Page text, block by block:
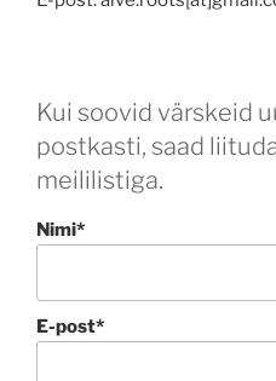
Kui soovid värskeid
postkasti, saad
meililistiga.
Nimi*
E-post*